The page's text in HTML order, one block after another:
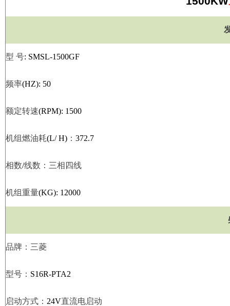
型 号: SMSL-1500GF
频率(HZ): 50
额定转速(RPM): 1500
机组燃油耗(L/ H) ： 372.7
相数/线数：三相四线
机组重量(KG): 12000
品牌：三菱
型号： S16R-PTA2
启动方式： 24V直流电启动